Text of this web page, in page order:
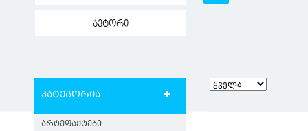
ავტორი
კატეგორია
ᲐᲠᲢᲔᲤᲐᲥᲢᲔᲑᲘ